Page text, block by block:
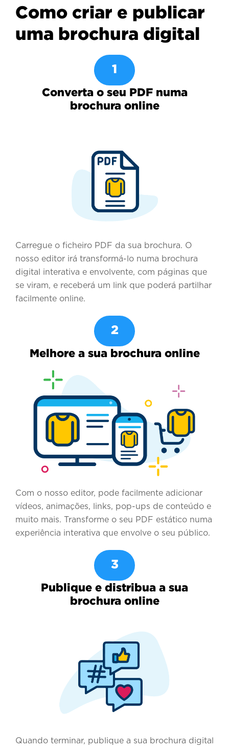
Como criar e publicar
uma brochura digital
1
Converta o seu PDF numa
brochura online
Carregue o ficheiro PDF da sua brochura. O
nosso editor irá transformá-lo numa brochura
digital interativa e envolvente, com páginas que
se viram, e receberá um link que poderá partilhar
facilmente online.
2
Melhore a sua brochura online
Com o nosso editor, pode facilmente adicionar
vídeos, animações, links, pop-ups de conteúdo e
muito mais. Transforme o seu PDF estático numa
experiência interativa que envolve o seu público.
3
Publique e distribua a sua
brochura online
Quando terminar, publique a sua brochura digital